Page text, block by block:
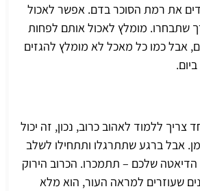
את רמת הסוכר בדם. אפשר לאכול
שתבחרו. מומלץ לאכול אותם לפחות
אבל כמו כל מאכל לא מומלץ להגזים
צריך ללמוד לאהוב כרוב, נכון, זה יכול
אבל ברגע שתתרגלו ותתחילו לשלב
הדיאטה שלכם – תתמכרו. הכרוב הירוק
שעוזרים למראה העור, הוא מלא